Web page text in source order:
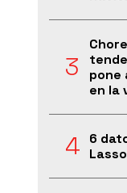
pone
en la
6
Lasso